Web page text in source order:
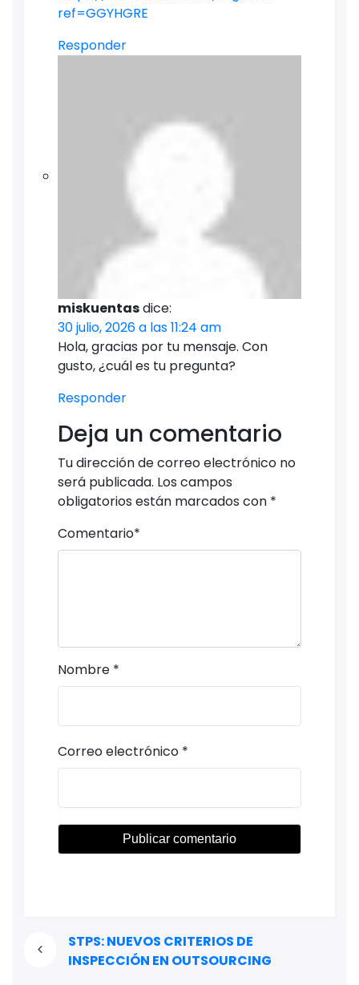
ref=GGYHGRE
Responder
miskuentasdice:
30 julio, 2026 a las 11:24 am
Hola, gracias por tu mensaje. Con
gusto, ¿cuál es tu pregunta?
Responder
Deja un comentario
Tu dirección de correo electrónico no
será publicada. Los campos
obligatorios están marcados con *
Comentario*
Nombre *
Correo electrónico *
STPS: NUEVOS CRITERIOS DE
INSPECCIÓN EN OUTSOURCING